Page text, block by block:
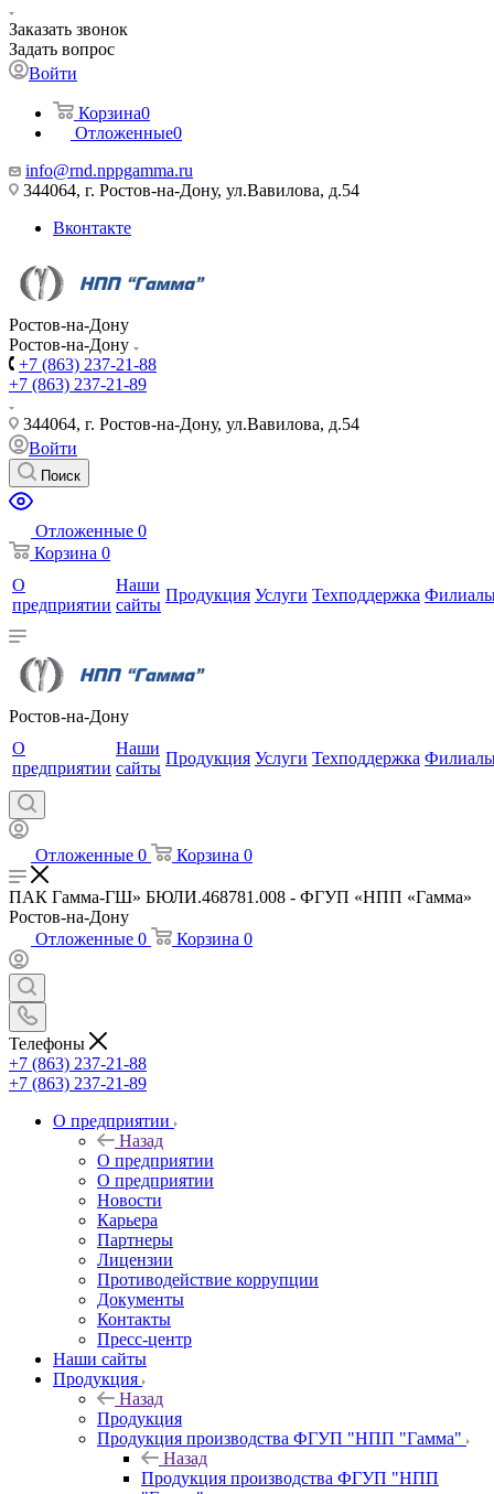
Заказать звонок
Задать вопрос
Войти
Корзина0
Отложенные0
info@rnd.nppgamma.ru
344064, г. Ростов-на-Дону, ул.Вавилова, д.54
Вконтакте
Ростов-на-Дону
Ростов-на-Дону
+7 (863) 237-21-88
+7 (863) 237-21-89
344064, г. Ростов-на-Дону, ул.Вавилова, д.54
Войти
Поиск
Отложенные 0
Корзина 0
О
предприятии
Наши
сайты
Продукция Услуги Техподдержка
Ростов-на-Дону
О
предприятии
Наши
сайты
Продукция Услуги Техподдержка
Отложенные 0 Корзина 0
ПАК Гамма-ГШ» БЮЛИ.468781.008 - ФГУП «НПП «Гамма»
Ростов-на-Дону
Отложенные 0 Корзина 0
Телефоны
+7 (863) 237-21-88
+7 (863) 237-21-89
О предприятии
Назад
О предприятии
О предприятии
Новости
Карьера
Партнеры
Лицензии
Противодействие коррупции
Документы
Контакты
Пресс-центр
Наши сайты
Продукция
Назад
Продукция
Продукция производства ФГУП "НПП "Гамма"
Назад
Продукция производства ФГУП "НПП